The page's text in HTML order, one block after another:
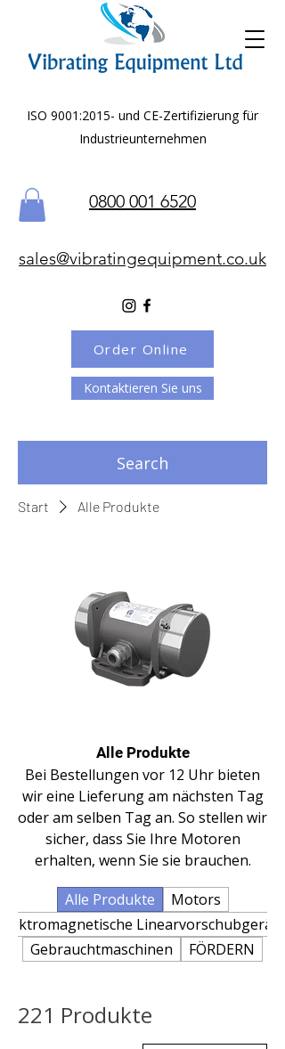
ISO 9001:2015- und CE-Zertifizierung für
Industrieunternehmen
0800 001 6520
sales@vibratingequipment.co.uk
Kontaktieren Sie uns
Order Online
Search
Start Alle Produkte
Alle Produkte
Bei Bestellungen vor 12 Uhr bieten
wir eine Lieferung am nächsten Tag
oder am selben Tag an. So stellen wir
sicher, dass Sie Ihre Motoren
erhalten, wenn Sie sie brauchen.
Alle Produkte
Motors
Elektromagnetische Linearvorschubgeräte
Gebrauchtmaschinen
FÖRDERN
221 Produkte